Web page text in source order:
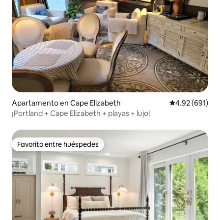
Apartamento en Cape Elizabeth Calificación
4.92 (691)
¡Portland + Cape Elizabeth + playas + lujo!
Favorito entre huéspedes
Favorito entre huéspedes